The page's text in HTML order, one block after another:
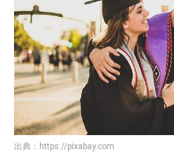
出典： https://pixabay.com